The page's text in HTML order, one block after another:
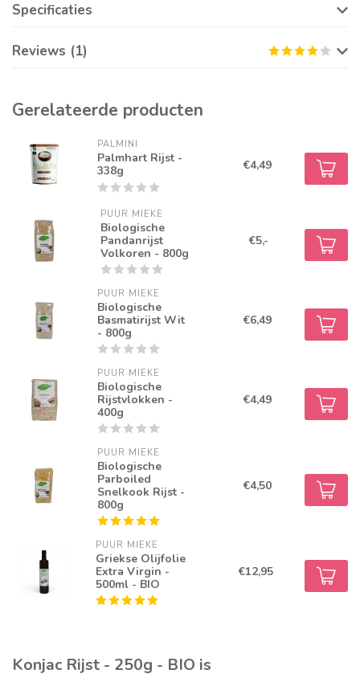
Specificaties
Reviews (1)
Gerelateerde producten
PALMINI
Palmhart Rijst -
338g
€4,49
PUUR MIEKE
Biologische
Pandanrijst
Volkoren - 800g
€5,-
PUUR MIEKE
Biologische
Basmatirijst Wit
- 800g
€6,49
PUUR MIEKE
Biologische
Rijstvlokken -
400g
€4,49
PUUR MIEKE
Biologische
Parboiled
Snelkook Rijst -
800g
€4,50
PUUR MIEKE
Griekse Olijfolie
Extra Virgin -
500ml - BIO
€12,95
Konjac Rijst - 250g - BIO is